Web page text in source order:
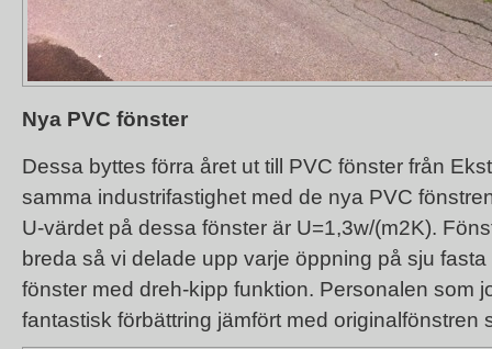
Nya PVC fönster
Dessa byttes förra året ut till PVC fönster från
samma industrifastighet med de nya PVC
U-värdet på dessa fönster är U=1,3w/(m2K).
breda så vi delade upp varje öppning på sju
fönster med dreh-kipp funktion. Personalen som
fantastisk förbättring jämfört med originalfönstren